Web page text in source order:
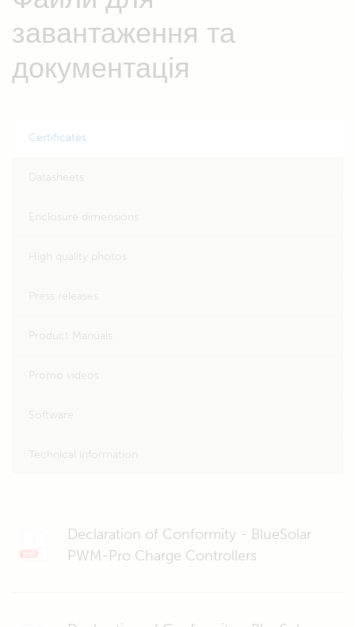
завантаження та
документація
Certificates
Declaration of Conformity - BlueSolar
PWM-Pro Charge Controllers